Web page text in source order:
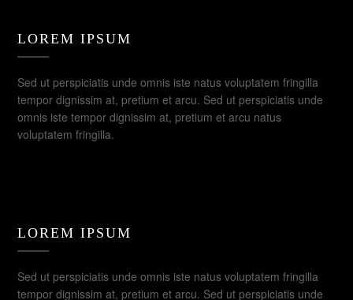
LOREM IPSUM
Sed ut perspiciatis unde omnis iste natus voluptatem fringilla
tempor dignissim at, pretium et arcu. Sed ut perspiciatis unde
omnis iste tempor dignissim at, pretium et arcu natus
voluptatem fringilla.
LOREM IPSUM
Sed ut perspiciatis unde omnis iste natus voluptatem fringilla
tempor dignissim at, pretium et arcu. Sed ut perspiciatis unde